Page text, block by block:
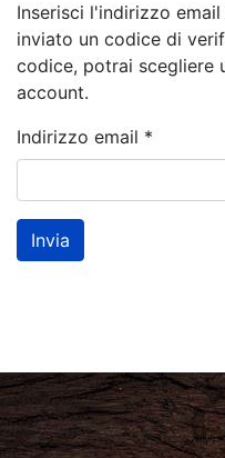
Inserisci l'indirizzo
inviato un codice di
codice, potrai scegliere
account.
Indirizzo email *
Invia